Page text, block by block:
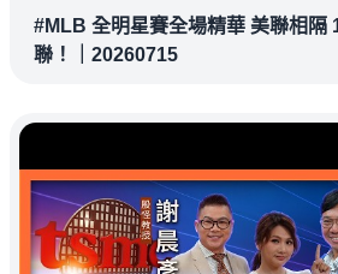
#MLB 全明星賽全場精華 美聯相隔
聯！｜20260715